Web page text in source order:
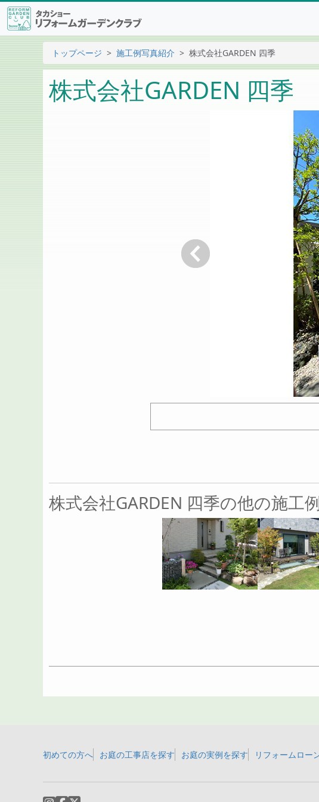
トップページ 施工例写真紹介 株式会社GARDEN 四季
株式会社GARDEN 四季
株式会社GARDEN 四季の他の施工
初めての方へ お庭の工事店を探す お庭の実例を探す リフォームロー